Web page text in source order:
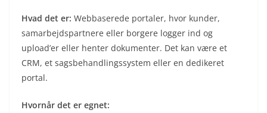
Hvad det er: Webbaserede portaler, hvor kunder,
samarbejdspartnere eller borgere logger ind og
upload’er eller henter dokumenter. Det kan være et
CRM, et sagsbehandlingssystem eller en dedikeret
portal.
Hvornår det er egnet: